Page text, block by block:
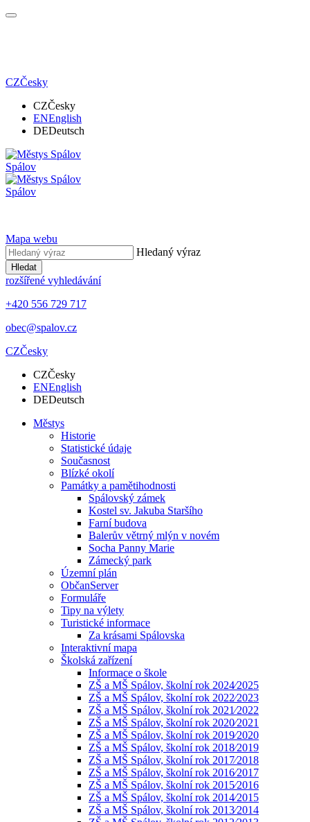
CZČesky
CZČesky
ENEnglish
DEDeutsch
Spálov
Spálov
Mapa webu
Hledaný výraz
Hledat
rozšířené vyhledávání
+420 556 729 717
obec@spalov.cz
CZČesky
CZČesky
ENEnglish
DEDeutsch
Městys
Historie
Statistické údaje
Současnost
Blízké okolí
Památky a pamětihodnosti
Spálovský zámek
Kostel sv. Jakuba Staršího
Farní budova
Balerův větrný mlýn v novém
Socha Panny Marie
Zámecký park
Územní plán
ObčanServer
Formuláře
Tipy na výlety
Turistické informace
Za krásami Spálovska
Interaktivní mapa
Školská zařízení
Informace o škole
ZŠ a MŠ Spálov, školní rok 2024⁄2025
ZŠ a MŠ Spálov, školní rok 2022⁄2023
ZŠ a MŠ Spálov, školní rok 2021⁄2022
ZŠ a MŠ Spálov, školní rok 2020⁄2021
ZŠ a MŠ Spálov, školní rok 2019⁄2020
ZŠ a MŠ Spálov, školní rok 2018⁄2019
ZŠ a MŠ Spálov, školní rok 2017⁄2018
ZŠ a MŠ Spálov, školní rok 2016⁄2017
ZŠ a MŠ Spálov, školní rok 2015⁄2016
ZŠ a MŠ Spálov, školní rok 2014⁄2015
ZŠ a MŠ Spálov, školní rok 2013⁄2014